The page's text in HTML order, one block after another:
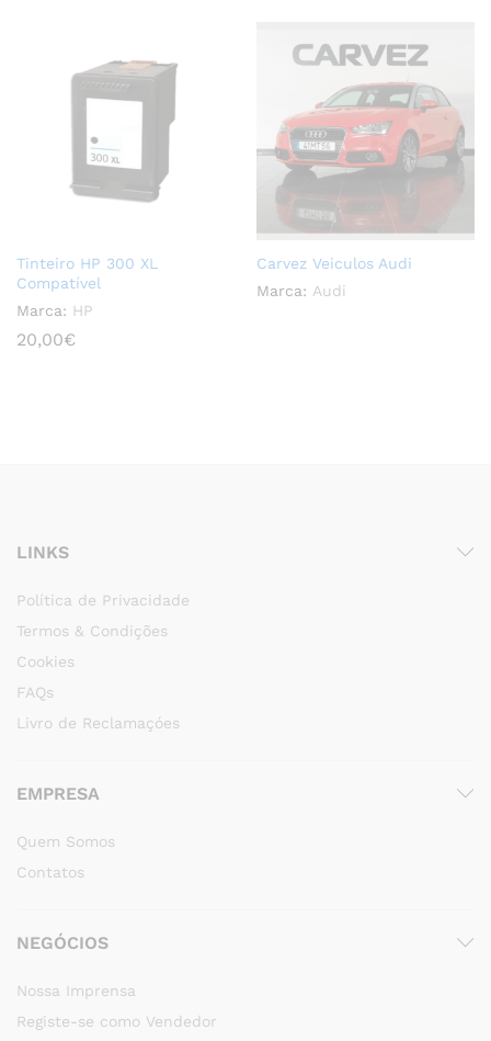
Tinteiro HP 300 XL
Compatível
Marca: HP
20,00€
Carvez Veiculos Audi
Marca: Audi
LINKS
Política de Privacidade
Termos & Condições
Cookies
FAQs
Livro de Reclamaçóes
EMPRESA
Quem Somos
Contatos
NEGÓCIOS
Nossa Imprensa
Registe-se como Vendedor